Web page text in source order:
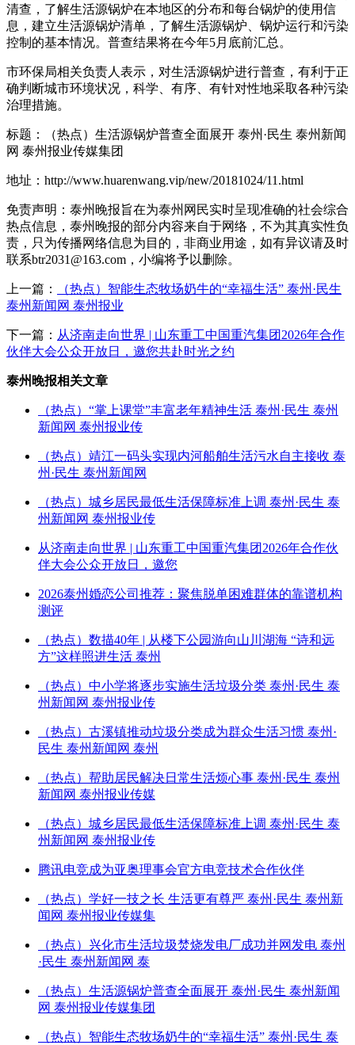
清查，了解生活源锅炉在本地区的分布和每台锅炉的使用信
息，建立生活源锅炉清单，了解生活源锅炉、锅炉运行和污染
控制的基本情况。普查结果将在今年5月底前汇总。
市环保局相关负责人表示，对生活源锅炉进行普查，有利于正
确判断城市环境状况，科学、有序、有针对性地采取各种污染
治理措施。
标题：（热点）生活源锅炉普查全面展开 泰州·民生 泰州新闻
网 泰州报业传媒集团
地址：http://www.huarenwang.vip/new/20181024/11.html
免责声明：泰州晚报旨在为泰州网民实时呈现准确的社会综合
热点信息，泰州晚报的部分内容来自于网络，不为其真实性负
责，只为传播网络信息为目的，非商业用途，如有异议请及时
联系btr2031@163.com，小编将予以删除。
上一篇：
（热点）智能生态牧场奶牛的“幸福生活” 泰州·民生
泰州新闻网 泰州报业
下一篇： 从济南走向世界 | 山东重工中国重汽集团2026年合作
伙伴大会公众开放日，邀您共赴时光之约
泰州晚报相关文章
（热点）“掌上课堂”丰富老年精神生活 泰州·民生 泰州
新闻网 泰州报业传
（热点）靖江一码头实现内河船舶生活污水自主接收 泰
州·民生 泰州新闻网
（热点）城乡居民最低生活保障标准上调 泰州·民生 泰
州新闻网 泰州报业传
从济南走向世界 | 山东重工中国重汽集团2026年合作伙
伴大会公众开放日，邀您
2026泰州婚恋公司推荐：聚焦脱单困难群体的靠谱机构
测评
（热点）数描40年 | 从楼下公园游向山川湖海 “诗和远
方”这样照进生活 泰州
（热点）中小学将逐步实施生活垃圾分类 泰州·民生 泰
州新闻网 泰州报业传
（热点）古溪镇推动垃圾分类成为群众生活习惯 泰州·
民生 泰州新闻网 泰州
（热点）帮助居民解决日常生活烦心事 泰州·民生 泰州
新闻网 泰州报业传媒
（热点）城乡居民最低生活保障标准上调 泰州·民生 泰
州新闻网 泰州报业传
腾讯电竞成为亚奥理事会官方电竞技术合作伙伴
（热点）学好一技之长 生活更有尊严 泰州·民生 泰州新
闻网 泰州报业传媒集
（热点）兴化市生活垃圾焚烧发电厂成功并网发电 泰州
·民生 泰州新闻网 泰
（热点）生活源锅炉普查全面展开 泰州·民生 泰州新闻
网 泰州报业传媒集团
（热点）智能生态牧场奶牛的“幸福生活” 泰州·民生 泰